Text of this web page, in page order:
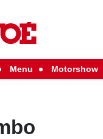
Menu Motorshow